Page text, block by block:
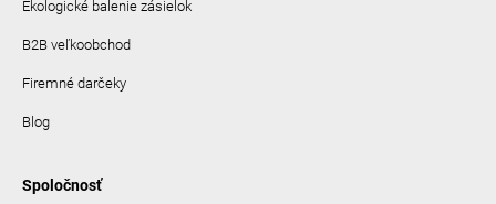
Ekologické balenie zásielok
B2B veľkoobchod
Firemné darčeky
Blog
Spoločnosť